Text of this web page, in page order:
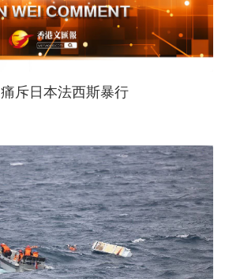
回首越南饑荒慘案 痛斥日本法西斯暴行